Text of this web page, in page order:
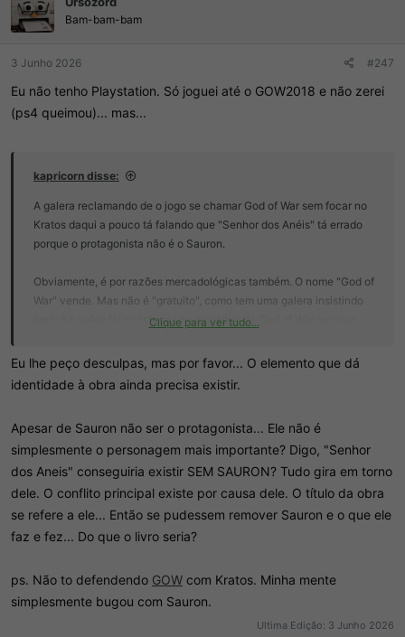
:
Bam-bam-bam
3 Junho 2026 #247
Eu não tenho Playstation. Só joguei até o GOW2018 e não zerei
(ps4 queimou)... mas...
kapricorn disse:
A galera reclamando de o jogo se chamar God of War sem focar no
Kratos daqui a pouco tá falando que "Senhor dos Anéis" tá errado
porque o protagonista não é o Sauron.
Obviamente, é por razões mercadológicas também. O nome "God of
War" vende. Mas não é "gratuito", como tem uma galera insistindo
aqui. A Laufey foi construída na narrativa de God of War (porque,
quem os redpillado aqui parecem estar obcecados), então ela
(SURPRESA!) faz parte do universo God of War.
Clique para ver tudo...
Eu lhe peço desculpas, mas por favor... O elemento que dá
identidade à obra ainda precisa existir.
Apesar de Sauron não ser o protagonista... Ele não é
simplesmente o personagem mais importante? Digo, "Senhor
dos Aneis" conseguiria existir SEM SAURON? Tudo gira em torno
dele. O conflito principal existe por causa dele. O título da obra
se refere a ele... Então se pudessem remover Sauron e o que ele
faz e fez... Do que o livro seria?
ps. Não to defendendo GOW com Kratos. Minha mente
simplesmente bugou com Sauron.
Ultima Edição: 3 Junho 2026